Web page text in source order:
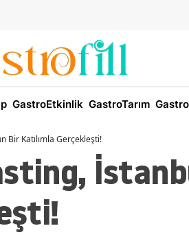
GastroEtkinlik GastroTarım
Bir Katılımla Gerçekleşti!